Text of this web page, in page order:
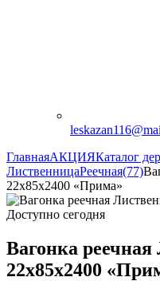
ГлавнаяАКЦИЯКаталог
ЛиственницаРеечная(77)
22х85х2400 «Прима»
Доступно сегодня
Вагонка
22х85х2400